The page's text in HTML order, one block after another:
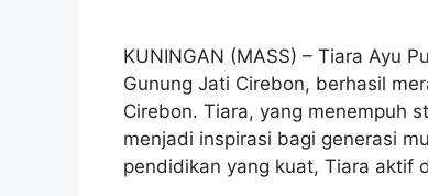
KUNINGAN (MASS) – Tiara Ayu
Gunung Jati Cirebon, berhasil
Cirebon. Tiara, yang menempuh
menjadi inspirasi bagi generasi
pendidikan yang kuat, Tiara aktif